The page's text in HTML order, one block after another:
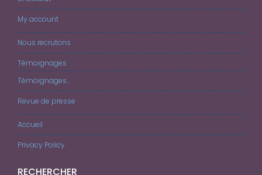
My account
Nous recrutons
Témoignages
Témoignages…
Revue de presse
Accueil
Privacy Policy
RECHERCHER